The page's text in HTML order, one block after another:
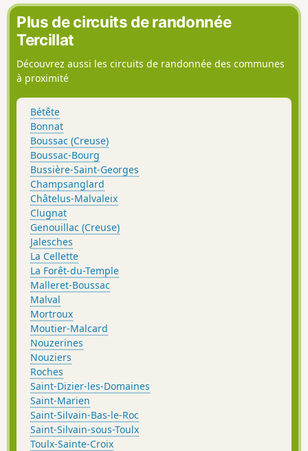
Plus de circuits de randonnée
Tercillat
Découvrez aussi les circuits de randonnée des communes
à proximité
Bétête
Bonnat
Boussac (Creuse)
Boussac-Bourg
Bussière-Saint-Georges
Champsanglard
Châtelus-Malvaleix
Clugnat
Genouillac (Creuse)
Jalesches
La Cellette
La Forêt-du-Temple
Malleret-Boussac
Malval
Mortroux
Moutier-Malcard
Nouzerines
Nouziers
Roches
Saint-Dizier-les-Domaines
Saint-Marien
Saint-Silvain-Bas-le-Roc
Saint-Silvain-sous-Toulx
Toulx-Sainte-Croix